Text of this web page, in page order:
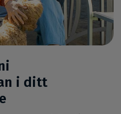
i ditt